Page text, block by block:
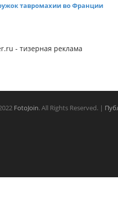
тавромахии во Франции
- тизерная реклама
FotoJoin. All Rights Reserved. |